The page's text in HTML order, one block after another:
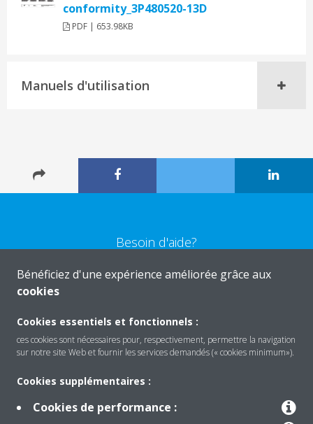
conformity_3P480520-13D
PDF | 653.98KB
Manuels d'utilisation
Besoin d'aide?
CONTACTEZ-NOUS
Bénéficiez d'une expérience améliorée grâce aux
cookies
Cookies essentiels et fonctionnels :
ces cookies sont nécessaires pour, respectivement, permettre la navigation
sur notre site Web et fournir les services demandés (« cookies minimum»).
Cookies supplémentaires :
Cookies de performance :